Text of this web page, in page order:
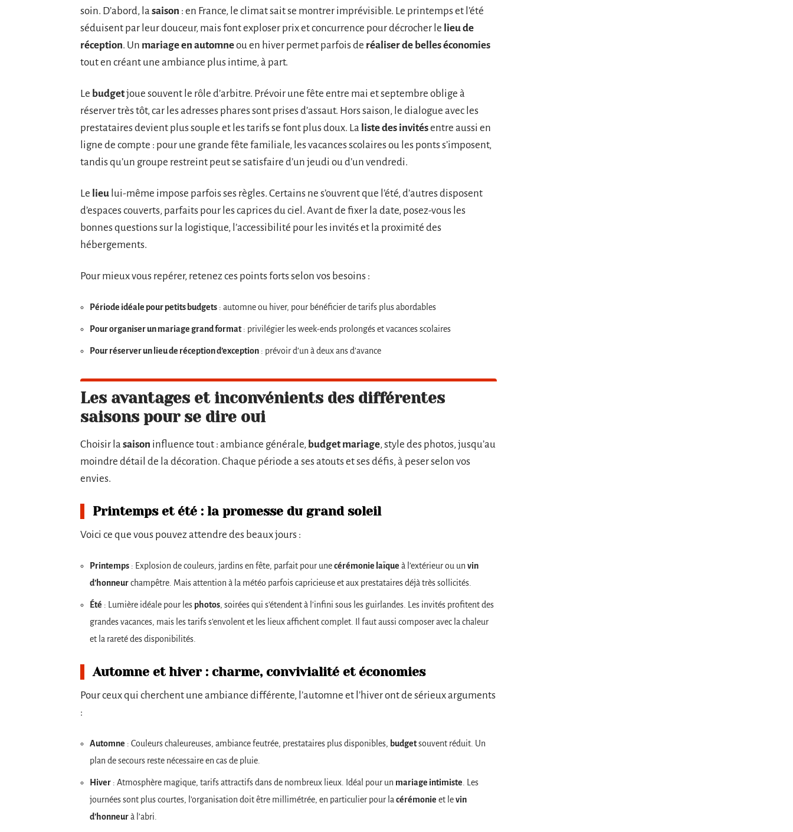
soin. D’abord, la saison : en France, le climat sait se montrer imprévisible. Le printemps et l’été
séduisent par leur douceur, mais font exploser prix et concurrence pour décrocher le lieu de
réception. Un mariage en automneou en hiver permet parfois de réaliser de belles économies
tout en créant une ambiance plus intime, à part.
Le budgetjoue souvent le rôle d’arbitre. Prévoir une fête entre mai et septembre oblige à
réserver très tôt, car les adresses phares sont prises d’assaut. Hors saison, le dialogue avec les
prestataires devient plus souple et les tarifs se font plus doux. La liste des invitésentre aussi en
ligne de compte : pour une grande fête familiale, les vacances scolaires ou les ponts s’imposent,
tandis qu’un groupe restreint peut se satisfaire d’un jeudi ou d’un vendredi.
Le lieu lui-même impose parfois ses règles. Certains ne s’ouvrent que l’été, d’autres disposent
d’espaces couverts, parfaits pour les caprices du ciel. Avant de fixer la date, posez-vous les
bonnes questions sur la logistique, l’accessibilité pour les invités et la proximité des
hébergements.
Pour mieux vous repérer, retenez ces points forts selon vos besoins :
Période idéale pour petits budgets : automne ou hiver, pour bénéficier de tarifs plus abordables
Pour organiser un mariage grand format: privilégier les week-ends prolongés et vacances scolaires
Pour réserver un lieu de réception d’exception : prévoir d’un à deux ans d’avance
Les avantages et inconvénients des différentes
saisons pour se dire oui
Choisir la saison influence tout : ambiance générale, budget mariage, style des photos, jusqu’au
moindre détail de la décoration. Chaque période a ses atouts et ses défis, à peser selon vos
envies.
Printemps et été : la promesse du grand soleil
Voici ce que vous pouvez attendre des beaux jours :
Printemps : Explosion de couleurs, jardins en fête, parfait pour unecérémonie laïque à l’extérieur ou un vin
d’honneurchampêtre. Mais attention à la météo parfois capricieuse et aux prestataires déjà très sollicités.
Été : Lumière idéale pour les photos, soirées qui s’étendent à l’infini sous les guirlandes. Les invités profitent des
grandes vacances, mais les tarifs s’envolent et les lieux affichent complet. Il faut aussi composer avec la chaleur
et la rareté des disponibilités.
Automne et hiver : charme, convivialité et économies
Pour ceux qui cherchent une ambiance différente, l’automne et l’hiver ont de sérieux arguments
:
Automne : Couleurs chaleureuses, ambiance feutrée, prestataires plus disponibles, budgetsouvent réduit. Un
plan de secours reste nécessaire en cas de pluie.
Hiver : Atmosphère magique, tarifs attractifs dans de nombreux lieux. Idéal pour un mariage intimiste . Les
journées sont plus courtes, l’organisation doit être millimétrée, en particulier pour la cérémonie et levin
d’honneurà l’abri.